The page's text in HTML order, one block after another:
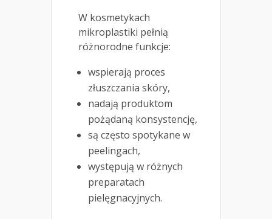
W kosmetykach
mikroplastiki pełnią
różnorodne funkcje:
wspierają proces
złuszczania skóry,
nadają produktom
pożądaną konsystencję,
są często spotykane w
peelingach,
występują w różnych
preparatach
pielęgnacyjnych.